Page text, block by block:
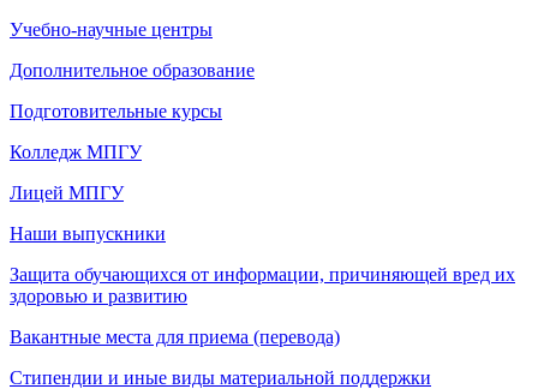
Учебно-научные центры
Дополнительное образование
Подготовительные курсы
Колледж МПГУ
Лицей МПГУ
Наши выпускники
Защита обучающихся от информации, причиняющей вред их
здоровью и развитию
Вакантные места для приема (перевода)
Стипендии и иные виды материальной поддержки